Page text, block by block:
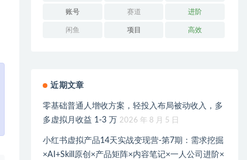
账号 赛道 进阶
闲鱼 项目 高效
近期文章
零基础普通人增收方案，轻投入布局被动收入，多
多虚拟月收益 1-3 万 2026 年 8 月 5 日
小红书虚拟产品14天实战变现营-第7期：需求挖掘
×AI+Skill原创×产品矩阵×内容笔记×一人公司进阶×